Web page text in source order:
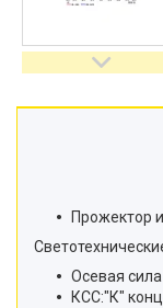
Прожектор
Осевая
КСС:"К"